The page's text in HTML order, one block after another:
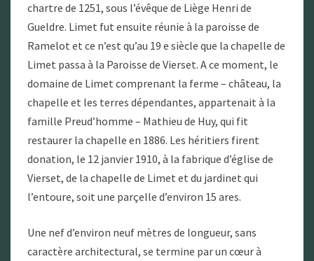
chartre de 1251, sous l’évêque de Liège Henri de
Gueldre. Limet fut ensuite réunie à la paroisse de
Ramelot et ce n’est qu’au 19 e siècle que la chapelle de
Limet passa à la Paroisse de Vierset. A ce moment, le
domaine de Limet comprenant la ferme – château, la
chapelle et les terres dépendantes, appartenait à la
famille Preud’homme – Mathieu de Huy, qui fit
restaurer la chapelle en 1886. Les héritiers firent
donation, le 12 janvier 1910, à la fabrique d’église de
Vierset, de la chapelle de Limet et du jardinet qui
l’entoure, soit une parçelle d’environ 15 ares.
Une nef d’environ neuf mètres de longueur, sans
caractère architectural, se termine par un cœur à